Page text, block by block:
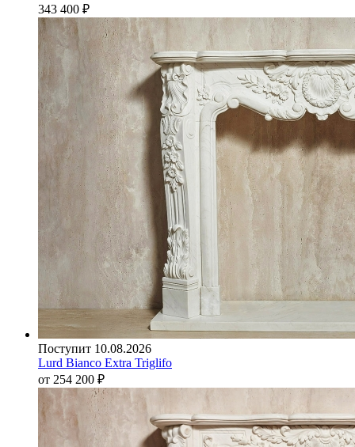
343 400 ₽
Поступит 10.08.2026
Lurd Bianco Extra Triglifo
от 254 200 ₽